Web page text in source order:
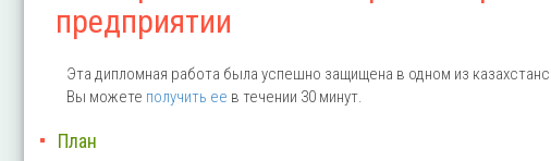
предприятии
Эта дипломная работа была успешно защищена в одном из
Вы можете получить ее в течении 30 минут.
План